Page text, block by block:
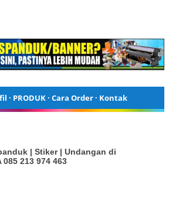
· PRODUK· Cara Order· Kontak
| Stiker | Undangan di
213 974 463